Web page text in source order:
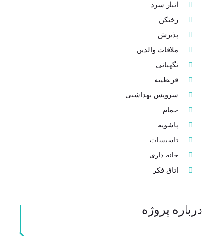
انبار سرد
رختکن
پذیرش
ملاقات والدین
نگهبانی
قرنطینه
سرویس بهداشتی
حمام
پاشویه
تاسیسات
خانه داری
اتاق فکر
درباره پروژه